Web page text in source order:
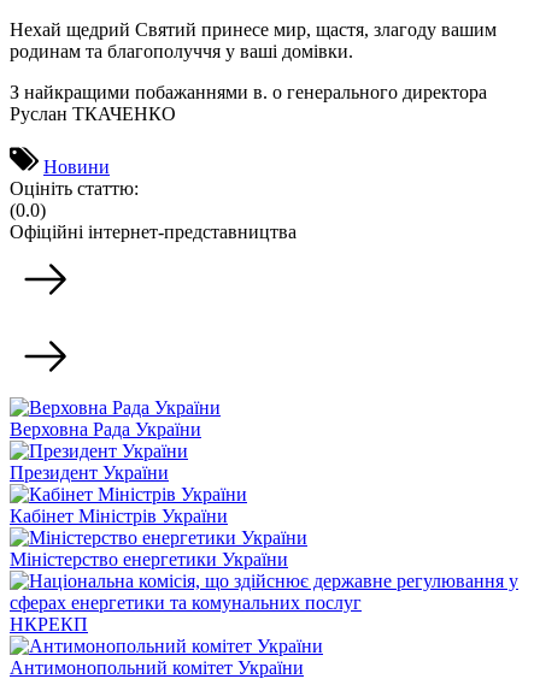
Нехай щедрий Святий принесе мир, щастя, злагоду вашим
родинам та благополуччя у ваші домівки.
З найкращими побажаннями в. о генерального директора
Руслан ТКАЧЕНКО
Новини
Оцініть статтю:
(0.0)
Офіційні інтернет-представництва
Верховна Рада України
Президент України
Кабінет Міністрів України
Міністерство енергетики України
НКРЕКП
Антимонопольний комітет України